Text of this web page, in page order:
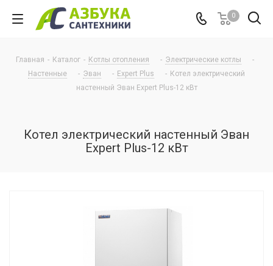
0
Главная - Каталог - Котлы отопления - Электрические котлы
-
Настенные
- Эван - Expert Plus - Котел электрический
настенный Эван Expert Plus-12 кВт
Котел электрический настенный Эван
Expert Plus-12 кВт